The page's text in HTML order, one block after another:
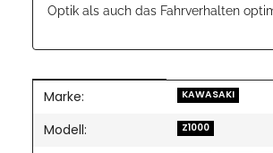
Optik als auch das Fahrverhalten
Produkteigenschaft
Wert
Marke: KAWASAKI
Modell: Z1000